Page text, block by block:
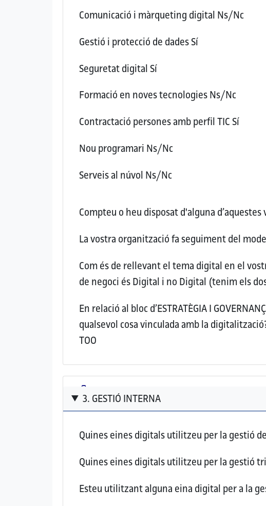
Comunicació i màrqueting digital Ns/Nc
Gestió i protecció de dadesSí
Seguretat digital Sí
Formació en noves tecnologiesNs/Nc
Contractació persones amb perfil TIC Sí
Nou programari Ns/Nc
Serveis al núvol Ns/Nc
Compteu o heu disposat d'alguna
La vostra organització fa seguiment del
Com és de rellevant el tema digital en el
de negoci és Digital i no Digital (tenim els
En relació al bloc d’ESTRATÈGIA I
qualsevol cosa vinculada amb la
TOO
3. GESTIÓ INTERNA
Quines eines digitals utilitzeu per la gestió
Quines eines digitals utilitzeu per la gestió
Esteu utilitzant alguna eina digital per a la